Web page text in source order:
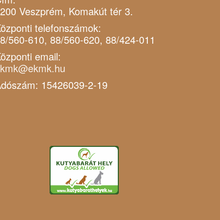
Veszprém, Komakút tér 3.
telefonszámok:
560-610, 88/560-620, 88/424-011
email:
15426039-2-19